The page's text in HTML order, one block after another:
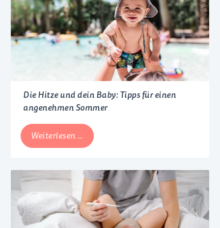
Die Hitze und dein Baby: Tipps für einen
angenehmen Sommer
Weiterlesen … Die
Hitze
dein
Baby:
Tipps
für